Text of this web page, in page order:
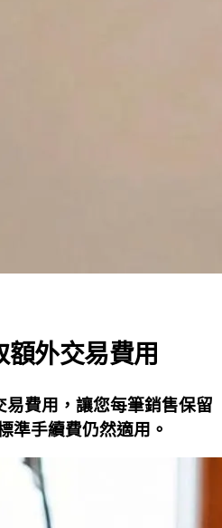
額外交易費用
易費用，讓您每筆銷售保留
準手續費仍然適用。